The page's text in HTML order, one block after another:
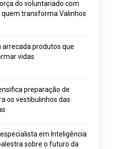
do voluntariado com
quem transforma Valinhos
arrecada produtos que
vidas
preparação de
os vestibulinhos das
em Inteligência
sobre o futuro da